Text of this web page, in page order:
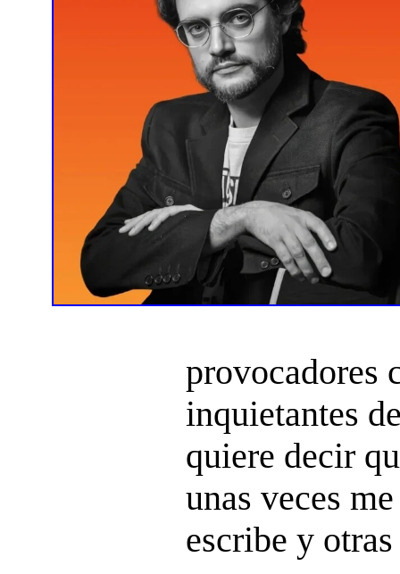
provocadores
inquietantes
quiere decir
unas veces
escribe y